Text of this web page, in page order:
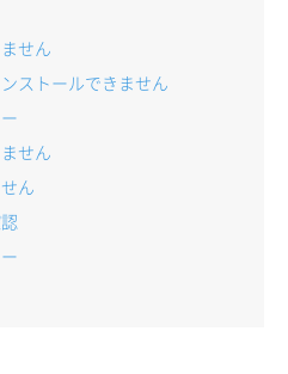
せん
ストールできません
せん
ん